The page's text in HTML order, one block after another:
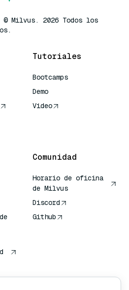
© Milvus. 2026 Todos los
Tutoriales
Bootcamps
Demo
Video
Comunidad
Horario de oficina
de Milvus
Discord
Github